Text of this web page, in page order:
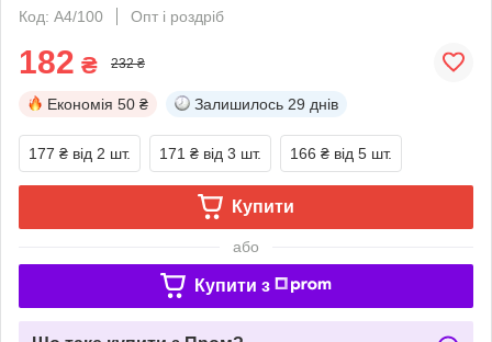
Код: A4/100
Опт і роздріб
182 ₴ 232 ₴
Економія 50 ₴ Залишилось 29 днів
177 ₴ від 2 шт. 171 ₴ від 3 шт. 166 ₴ від 5 шт.
Купити
або
Купити з